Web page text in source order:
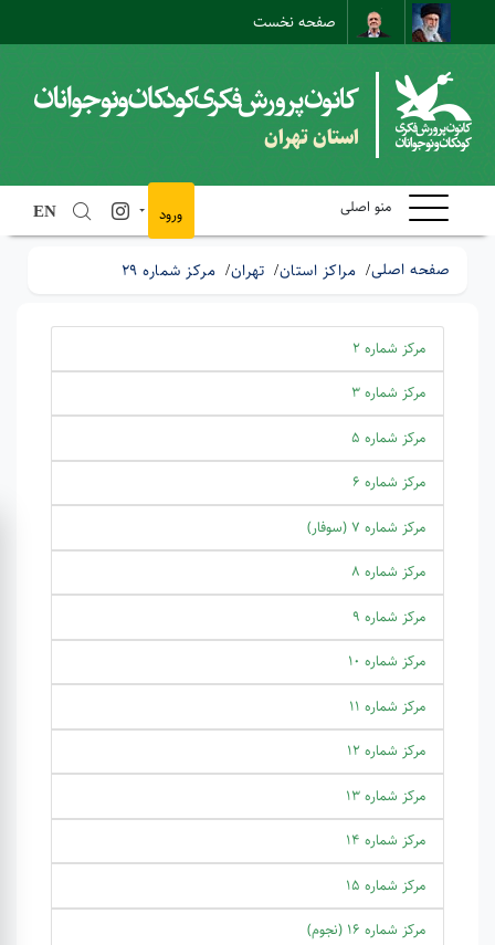
صفحه نخست
نقشه سایت
ارتباط مستقیم
استان تهران
منو اصلی EN ورود
صفحه اصلی مراکز استان تهران مرکز شماره 29
مرکز شماره 2
مرکز شماره 3
مرکز شماره 5
مرکز شماره 6
مرکز شماره 7 (سوفار)
مرکز شماره 8
مرکز شماره 9
مرکز شماره 10
مرکز شماره 11
مرکز شماره 12
مرکز شماره 13
مرکز شماره 14
مرکز شماره 15
مرکز شماره 16 (نجوم)